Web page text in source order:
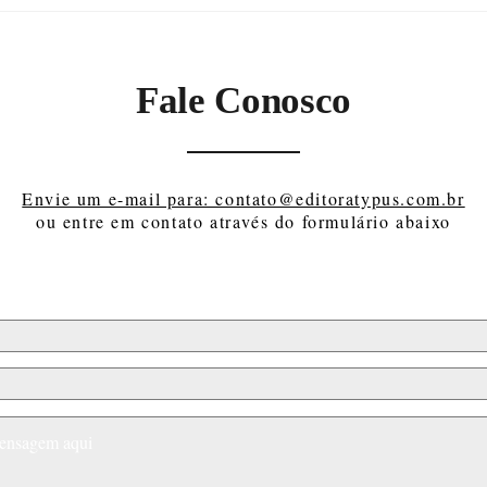
Editora Typus
Fale Conosco
Envie um e-mail para: contato@editoratypus.com.br
ou entre em contato através do formulário abaixo